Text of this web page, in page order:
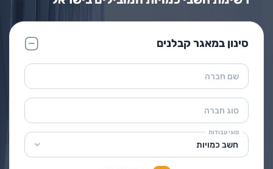
סינון במאגר קבלנים
שם חברה
סוג חברה
סוגי עבודות
חשב כמויות